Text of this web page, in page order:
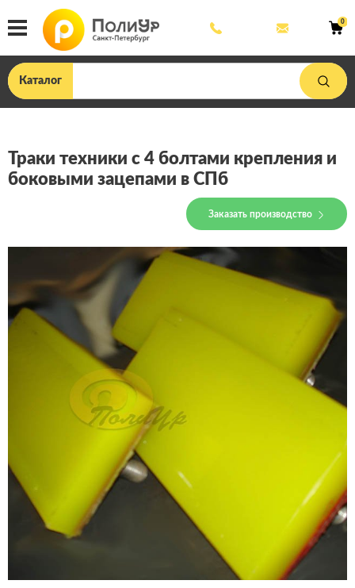
33
0
Каталог
Траки техники с 4 болтами крепления и
боковыми зацепами в СПб
Заказать производство